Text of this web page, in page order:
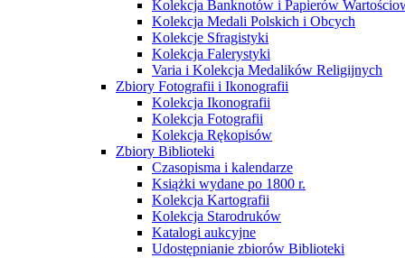
Kolekcja Banknotów i Papierów
Kolekcja Medali Polskich i Obcych
Kolekcje Sfragistyki
Kolekcja Falerystyki
Varia i Kolekcja Medalików Religijnych
Zbiory Fotografii i Ikonografii
Kolekcja Ikonografii
Kolekcja Fotografii
Kolekcja Rękopisów
Zbiory Biblioteki
Czasopisma i kalendarze
Książki wydane po 1800 r.
Kolekcja Kartografii
Kolekcja Starodruków
Katalogi aukcyjne
Udostępnianie zbiorów Biblioteki